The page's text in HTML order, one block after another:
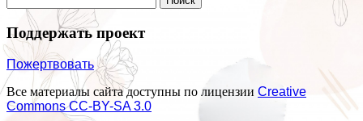
Поддержать проект
Пожертвовать
Все материалы сайта доступны по лицензии Creative
Commons СС-BY-SA 3.0